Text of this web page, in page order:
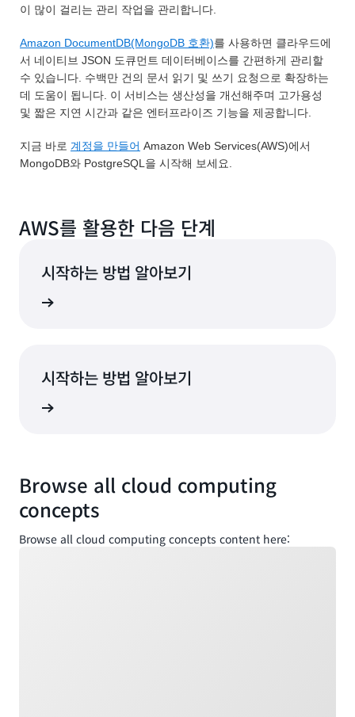
이 많이 걸리는 관리 작업을 관리합니다.
Amazon DocumentDB(MongoDB 호환)를 사용하면 클라우드에
서 네이티브 JSON 도큐먼트 데이터베이스를 간편하게 관리할
수 있습니다. 수백만 건의 문서 읽기 및 쓰기 요청으로 확장하는
데 도움이 됩니다. 이 서비스는 생산성을 개선해주며 고가용성
및 짧은 지연 시간과 같은 엔터프라이즈 기능을 제공합니다.
지금 바로 계정을 만들어 Amazon Web Services(AWS)에서
MongoDB와 PostgreSQL을 시작해 보세요.
AWS를 활용한 다음 단계
시작하는 방법 알아보기
시작하는 방법 알아보기
Browse all cloud computing
concepts
Browse all cloud computing concepts content here: